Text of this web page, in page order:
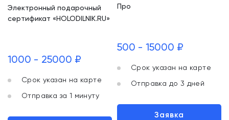
Электронный подарочный
сертификат «HOLODILNIK.RU»
1000 - 25000 ₽
Срок указан на карте
Отправка за 1 минуту
Про
500 - 15000 ₽
Срок указан на карте
Отправка до 3 дней
Заявка